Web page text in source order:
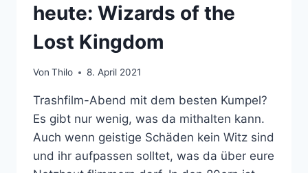
heute: Wizards of the
Lost Kingdom
Von Thilo 8. April 2021
Trashfilm-Abend mit dem besten Kumpel?
Es gibt nur wenig, was da mithalten kann.
Auch wenn geistige Schäden kein Witz sind
und ihr aufpassen solltet, was da über eure